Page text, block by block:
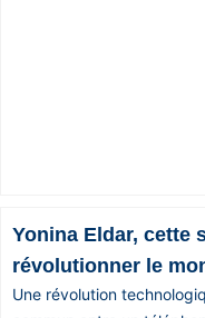
Yonina Eldar, cette
révolutionner le
Une révolution